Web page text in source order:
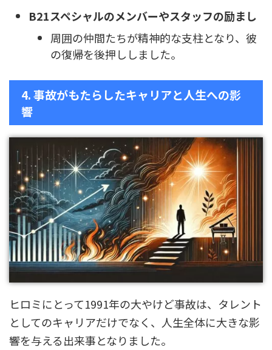
B21スペシャルのメンバーやスタッフの励まし
周囲の仲間たちが精神的な支柱となり、彼
の復帰を後押ししました。
4. 事故がもたらしたキャリアと人生への影
響
ヒロミにとって1991年の大やけど事故は、タレント
としてのキャリアだけでなく、人生全体に大きな影
響を与える出来事となりました。